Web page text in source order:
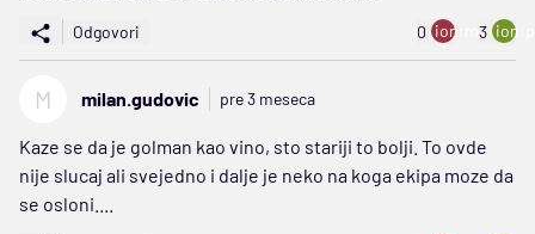
Odgovori 0 ion:minus
3
M milan.gudovic pre 3 meseca
Kaze se da je golman kao vino, sto stariji to bolji. To ovde
nije slucaj ali svejedno i dalje je neko na koga ekipa moze da
se osloni....